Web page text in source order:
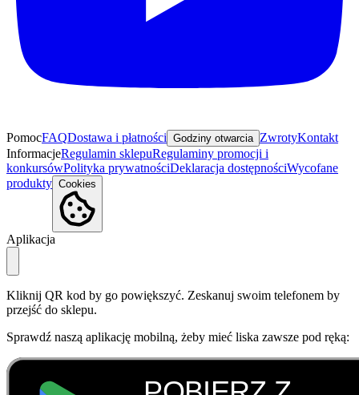
PomocFAQDostawa i płatności Godziny otwarcia ZwrotyKontakt
InformacjeRegulamin sklepuRegulaminy promocji i
konkursówPolityka prywatnościDeklaracja dostępnościWycofane
produkty Cookies
Aplikacja
Kliknij QR kod by go powiększyć. Zeskanuj swoim telefonem by
przejść do sklepu.
Sprawdź naszą aplikację mobilną, żeby mieć liska zawsze pod ręką: